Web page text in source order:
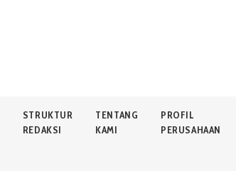
STRUKTUR
REDAKSI
TENTANG
KAMI
PROFIL
PERUSAHAAN